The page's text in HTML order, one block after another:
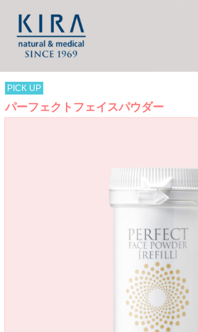
PICK UP
パーフェクトフェイスパウダー